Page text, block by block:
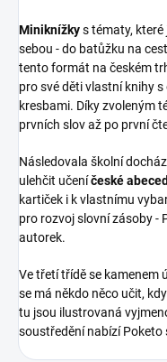
Miniknížkys tématy, které
sebou - do batůžku na
tento formát na českém
pro své děti vlastní knihy
kresbami. Díky zvoleným
prvních slov až po první
Následovala školní
ulehčit učeníčeské
kartiček i k vlastnímu
pro rozvoj slovní zásoby -
autorek.
Ve třetí třídě se kamenem
se má někdo něco učit,
tu jsou ilustrovaná
soustředění nabízí Poketo